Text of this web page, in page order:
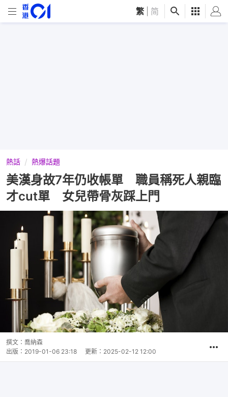
繁 简
熱話 熱爆話題
美漢身故7年仍收帳單 職員稱死人親臨
才cut單 女兒帶骨灰踩上門
撰文： 喬納森
出版： 2019-01-06 23:18 更新： 2025-02-12 12:00